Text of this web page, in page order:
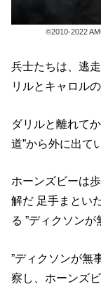
©2010-2022
兵士たちは、逃
リルとキャロル
ダリルと離れて
道”から外に出て
ホーンズビーは
解だ 足手まとい
る ”ディクソンが
”ディクソンが無
察し、ホーンズ